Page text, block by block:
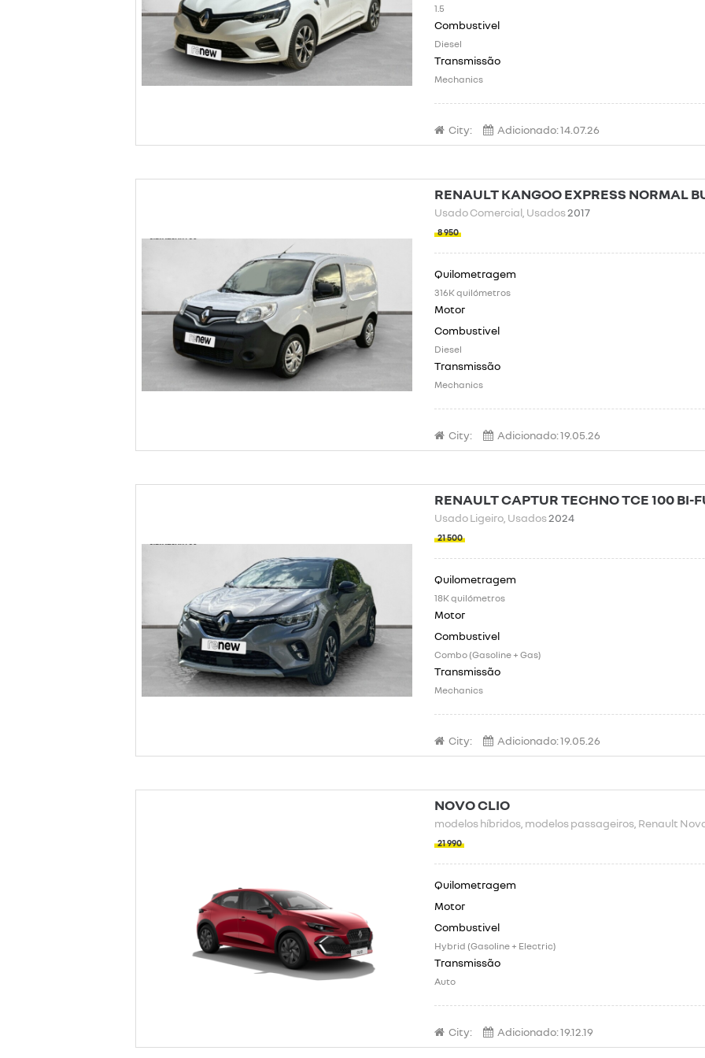
1.5
Diesel
Mechanics
City: Adicionado:14.07.26
RENAULT KANGOO EXPRESS NORMAL
Usado Comercial , Usados2017
8 950
316K quilómetros
Diesel
Mechanics
City: Adicionado:19.05.26
RENAULT CAPTUR TECHNO TCE 100 BI-
Usado Ligeiro , Usados2024
21 500
18K quilómetros
Combo (Gasoline + Gas)
Mechanics
City: Adicionado:19.05.26
NOVO CLIO
modelos híbridos , modelos passageiros , Renault
21 990
Hybrid (Gasoline + Electric)
Auto
City: Adicionado:19.12.19